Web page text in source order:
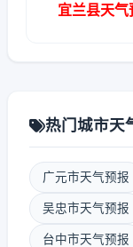
宜兰县天气
热门城市天
广元市天气预报
吴忠市天气预报
台中市天气预报